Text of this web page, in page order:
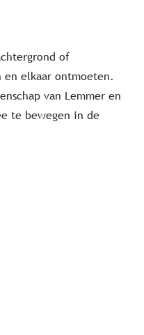
of
en elkaar ontmoeten.
van Lemmer en
te bewegen in de